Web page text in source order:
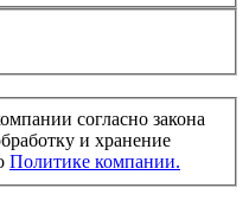
согласно закона
и хранение
Политике компании.